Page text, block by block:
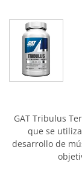
GAT Tribulus
que se
desarrollo de